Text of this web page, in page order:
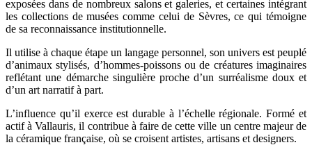
exposées dans de nombreux salons et galeries, et certaines intégrant
les collections de musées comme celui de Sèvres, ce qui témoigne
de sa reconnaissance institutionnelle.
Il utilise à chaque étape un langage personnel, son univers est peuplé
d’animaux stylisés, d’hommes-poissons ou de créatures imaginaires
reflétant une démarche singulière proche d’un surréalisme doux et
d’un art narratif à part.
L’influence qu’il exerce est durable à l’échelle régionale. Formé et
actif à Vallauris, il contribue à faire de cette ville un centre majeur de
la céramique française, où se croisent artistes, artisans et designers.